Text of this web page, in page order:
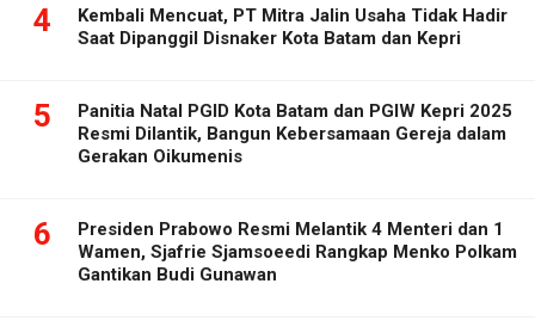
4
Kembali Mencuat, PT Mitra Jalin Usaha Tidak Hadir
Saat Dipanggil Disnaker Kota Batam dan Kepri
5
Panitia Natal PGID Kota Batam dan PGIW Kepri 2025
Resmi Dilantik, Bangun Kebersamaan Gereja dalam
Gerakan Oikumenis
6
Presiden Prabowo Resmi Melantik 4 Menteri dan 1
Wamen, Sjafrie Sjamsoeedi Rangkap Menko Polkam
Gantikan Budi Gunawan